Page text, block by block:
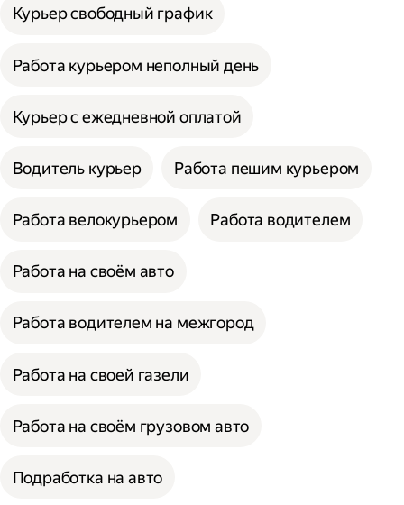
Курьер свободный график
Работа курьером неполный день
Курьер с ежедневной оплатой
Водитель курьер Работа пешим курьером
Работа велокурьером Работа водителем
Работа на своём авто
Работа водителем на межгород
Работа на своей газели
Работа на своём грузовом авто
Подработка на авто